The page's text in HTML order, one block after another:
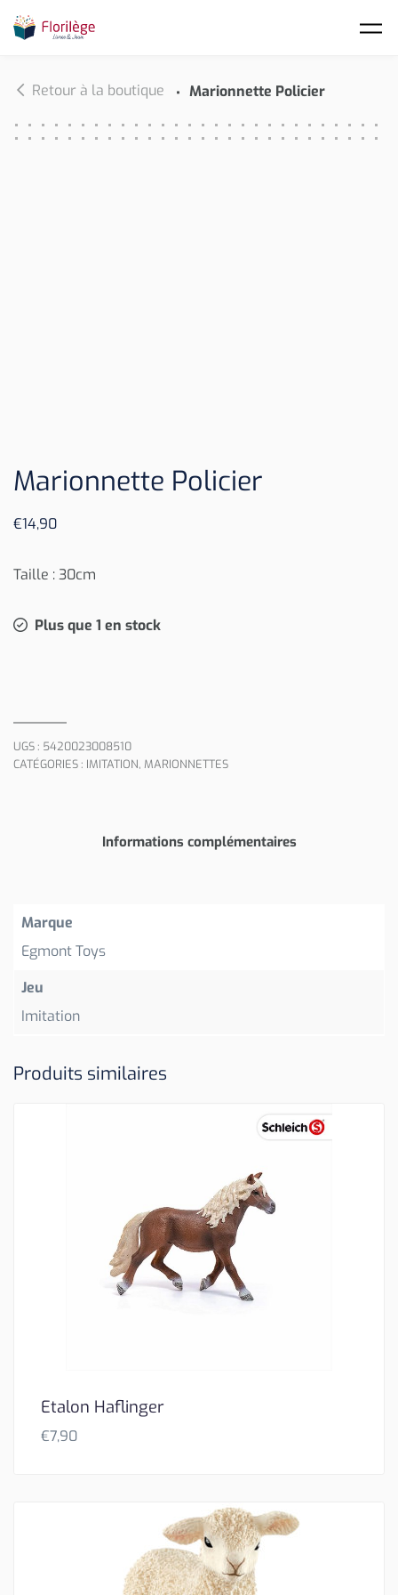
Retour à la boutique Marionnette Policier
Marionnette Policier
€14,90
Taille : 30cm
Plus que 1 en stock
UGS : 5420023008510
CATÉGORIES : IMITATION, MARIONNETTES
Informations complémentaires
Marque
Egmont Toys
Jeu
Imitation
Produits similaires
Etalon Haflinger
€7,90